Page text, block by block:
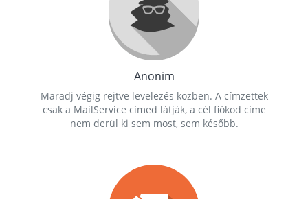
Anonim
Maradj végig rejtve levelezés közben. A címzettek
csak a MailService címed látják, a cél fiókod címe
nem derül ki sem most, sem később.